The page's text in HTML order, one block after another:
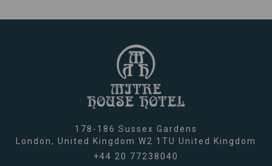
178-186 Sussex Gardens
London, United Kingdom W2 1TU United Kingdom
+44 20 77238040